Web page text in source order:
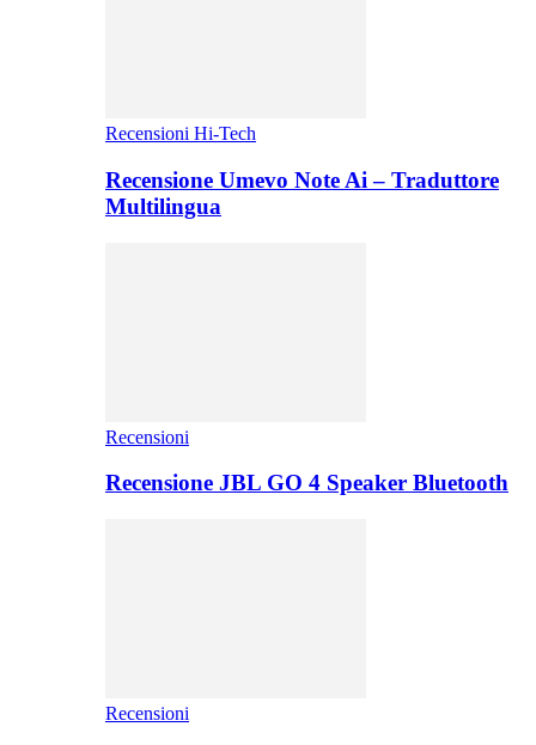
Recensioni Hi-Tech
Recensione Umevo Note Ai – Traduttore
Multilingua
Recensioni
Recensione JBL GO 4 Speaker Bluetooth
Recensioni